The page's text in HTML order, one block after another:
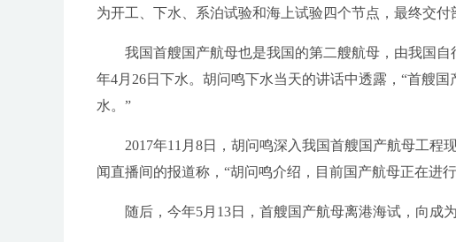
为开工、下水、系泊试验和海上试验四个节点，最终交付
我国首艘国产航母也是我国的第二艘航母，由我国自
年4月26日下水。胡问鸣下水当天的讲话中透露，“首艘
水。”
2017年11月8日，胡问鸣深入我国首艘国产航母工
闻直播间的报道称，“胡问鸣介绍，目前国产航母正在进
随后，今年5月13日，首艘国产航母离港海试，向成